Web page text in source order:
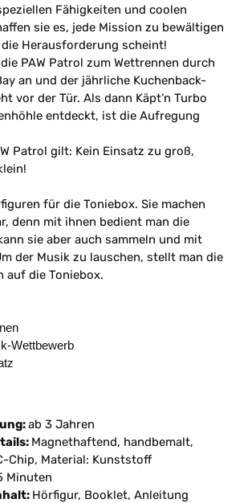
Fähigkeiten und coolen
sie es, jede Mission zu bewältigen
Herausforderung scheint!
PAW Patrol zum Wettrennen durch
an und der jährliche Kuchenback-
vor der Tür. Als dann Käpt‘n Turbo
entdeckt, ist die Aufregung
Patrol gilt: Kein Einsatz zu groß,
für die Toniebox. Sie machen
denn mit ihnen bedient man die
sie aber auch sammeln und mit
der Musik zu lauschen, stellt man die
auf die Toniebox.
Wettbewerb
ab 3 Jahren
Magnethaftend, handbemalt,
Chip, Material: Kunststoff
Minuten
Hörfigur, Booklet, Anleitung